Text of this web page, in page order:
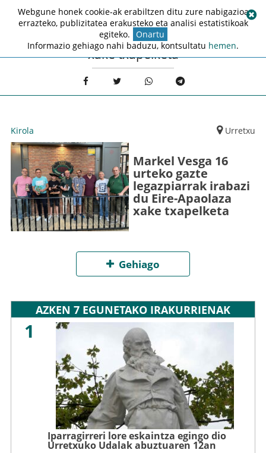
xake txapelketa
Kirola Urretxu
Markel Vesga 16
urteko gazte
legazpiarrak irabazi
du Eire-Apaolaza
xake txapelketa
Gehiago
AZKEN 7 EGUNETAKO IRAKURRIENAK
1
Iparragirreri lore eskaintza egingo dio
Urretxuko Udalak abuztuaren 12an
Webgune honek cookie-ak erabiltzen ditu zure nabigazioa
errazteko, publizitatea erakusteko eta analisi estatistikoak
egiteko. Onartu
Informazio gehiago nahi baduzu, kontsultatu hemen.